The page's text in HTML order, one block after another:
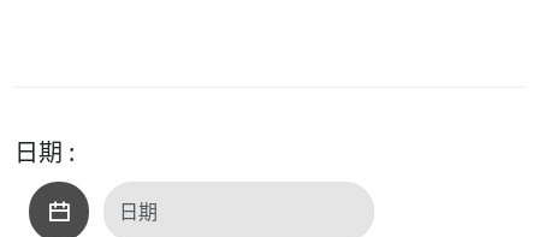
日期 :